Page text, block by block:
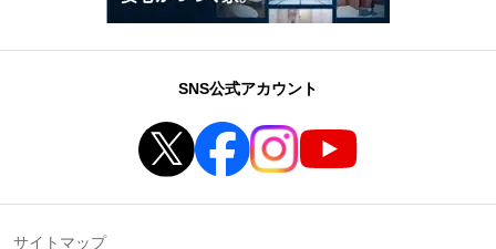
SNS公式アカウント
サイトマップ